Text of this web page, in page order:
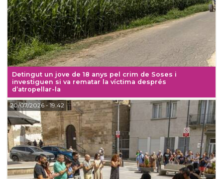
Detingut un jove de 18 anys pel crim de Soses i
investiguen si va rematar la víctima després
d’atropellar-la
20/07/2026- 19:42